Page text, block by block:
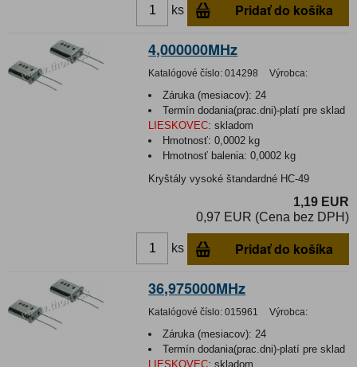
ks Pridať do košíka
4,000000MHz
Katalógové číslo: 014298 Výrobca:
Záruka (mesiacov): 24
Termín dodania(prac.dni)-platí pre sklad
LIESKOVEC: skladom
Hmotnosť:0,0002 kg
Hmotnosť balenia:0,0002 kg
Kryštály vysoké štandardné HC-49
1,19 EUR
0,97 EUR (Cena bez DPH)
ks Pridať do košíka
36,975000MHz
Katalógové číslo: 015961 Výrobca:
Záruka (mesiacov): 24
Termín dodania(prac.dni)-platí pre sklad
LIESKOVEC: skladom